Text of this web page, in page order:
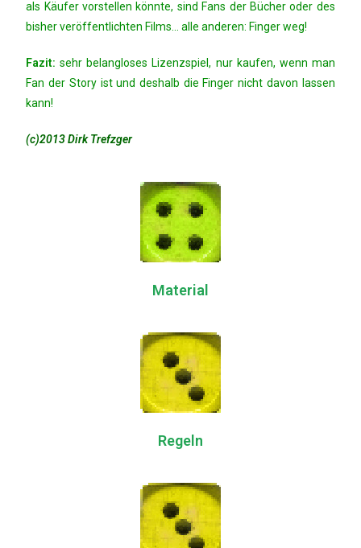
als Käufer vorstellen könnte, sind Fans der Bücher oder des
bisher veröffentlichten Films… alle anderen: Finger weg!
Fazit:sehr belangloses Lizenzspiel, nur kaufen, wenn man
Fan der Story ist und deshalb die Finger nicht davon lassen
kann!
(c)2013 Dirk Trefzger
Material
Regeln